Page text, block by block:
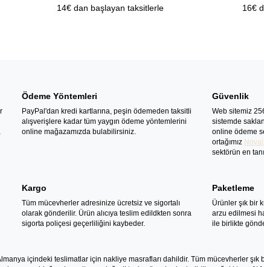
14€ dan başlayan taksitlerle 16€
Ödeme Yöntemleri
PayPal'dan kredi kartlarına, peşin ödemeden taksitli
alışverişlere kadar tüm yaygın ödeme yöntemlerini
online mağazamızda bulabilirsiniz.
Güvenlik
Web sitemiz
sistemde
online ödeme
ortağımız
sektörün en
Kargo
Tüm mücevherler adresinize ücretsiz ve sigortalı
olarak gönderilir. Ürün alıcıya teslim edildkten sonra
sigorta poliçesi geçerliliğini kaybeder.
Paketleme
Ürünler şık bir
arzu edilmesi
ile birlikte
içindeki teslimatlar için nakliye masrafları dahildir. Tüm mücevherler